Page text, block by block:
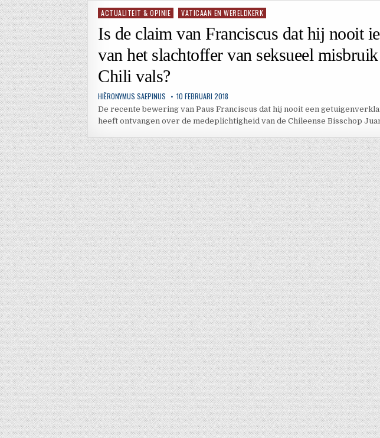
Geplaatst
ACTUALITEIT & OPINIE VATICAAN EN WERELDKERK
Is de claim van Franciscus dat hij nooit
van het slachtoffer van seksueel
Chili vals?
HIËRONYMUS SAEPINUS 10 FEBRUARI 2018
De recente bewering van Paus Franciscus dat hij nooit een
heeft ontvangen over de medeplichtigheid van de Chileense Bisschop